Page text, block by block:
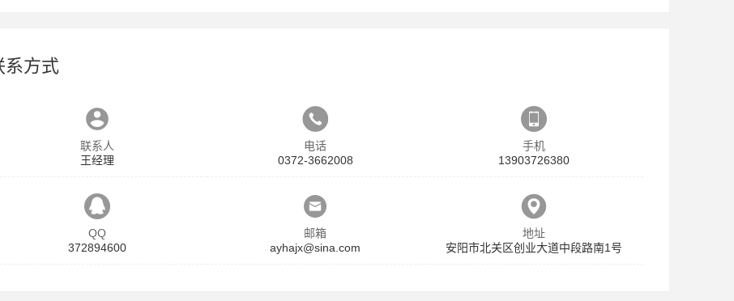
系方式
联系人
王经理
电话
0372-3662008
手机
13903726380
QQ
372894600
邮箱
ayhajx@sina.com
地址
安阳市北关区创业大道中段路南1号